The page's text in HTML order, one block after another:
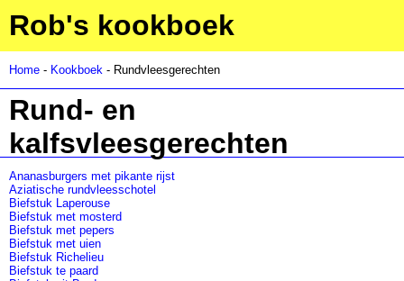
Rob's kookboek
Home - Kookboek - Rundvleesgerechten
Rund- en
kalfsvleesgerechten
Ananasburgers met pikante rijst
Aziatische rundvleesschotel
Biefstuk Laperouse
Biefstuk met mosterd
Biefstuk met pepers
Biefstuk met uien
Biefstuk Richelieu
Biefstuk te paard